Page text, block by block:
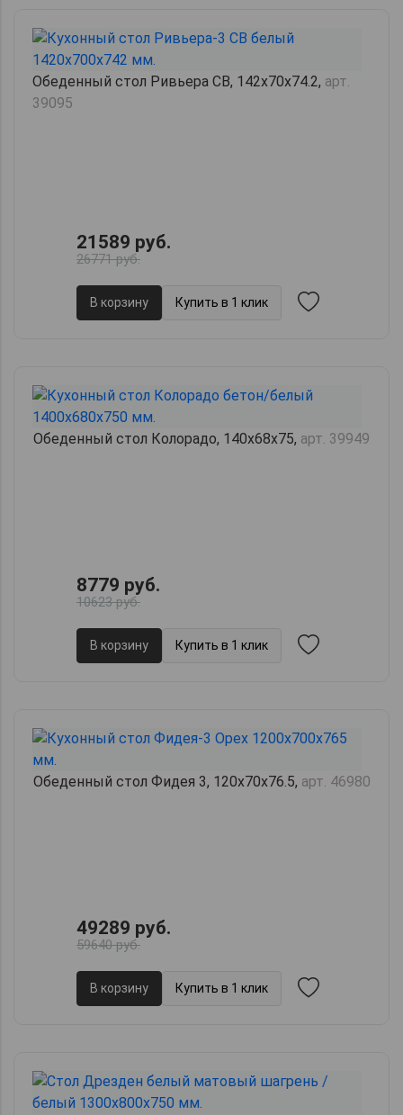
Обеденный стол Ривьера СВ, 142х70х74.2, арт.
39095
21589 руб.
26771 руб.
В корзину Купить в 1 клик
Обеденный стол Колорадо, 140х68х75, арт. 39949
8779 руб.
10623 руб.
В корзину Купить в 1 клик
Обеденный стол Фидея 3, 120х70х76.5, арт. 46980
49289 руб.
59640 руб.
В корзину Купить в 1 клик